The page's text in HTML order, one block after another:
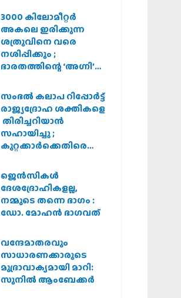
3000 കിലോമീറ്റർ
അകലെ ഇരിക്കുന്ന
ശത്രുവിനെ വരെ
നശിപ്പിക്കും ;
ഭാരതത്തിന്റെ ‘അഗ്നി’
സംഭൽ കലാപ റിപ്പോർട്ട്
രാജ്യദ്രോഹ ശക്തികളെ
തിരിച്ചറിയാൻ
സഹായിച്ചു ;
കുറ്റക്കാർക്കെതിരെ
വേണമെന്ന് വിശ്വഹിന്ദു
പരിഷത്ത്
ജെന്‍സികള്‍
ദേശദ്രോഹികളല്ല,
നമ്മുടെ തന്നെ ഭാഗം :
ഡോ. മോഹന്‍ ഭാഗവത്
വന്ദേമാതരവും
സാധാരണക്കാരുടെ
മുദ്രാവാക്യമായി മാറി:
സുനിൽ ആംബേക്കർ